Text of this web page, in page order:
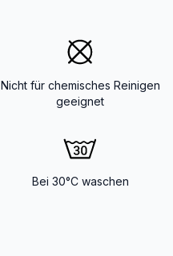
Nicht für chemisches Reinigen
geeignet
Bei 30°C waschen